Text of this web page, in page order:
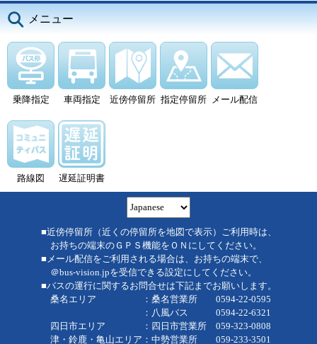
メニュー
乗降指定 車両指定 近傍停留所 指定停留所 メール配信
路線図 遅延証明書
■近傍停留所（近くの停留所を地図で表示）ご利用時は、
お持ちの端末のＧＰＳ機能をＯＮにしてください。
■メール配信をご利用される場合は、お持ちの端末で、
＠bus-vision.jpを受信できる設定にしてください。
■バスの運行に関するお問合せは下記までお願いします。
桑名エリア ：桑名営業所 0594-22-0595
：八風バス 0594-22-6321
四日市エリア ：四日市営業所 059-323-0808
津・鈴鹿・亀山エリア：中勢営業所 059-233-3501